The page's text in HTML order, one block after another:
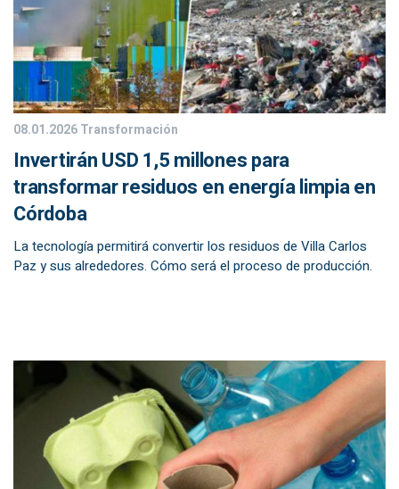
08.01.2026Transformación
Invertirán USD 1,5 millones para
transformar residuos en energía limpia en
Córdoba
La tecnología permitirá convertir los residuos de Villa Carlos
Paz y sus alrededores. Cómo será el proceso de producción.